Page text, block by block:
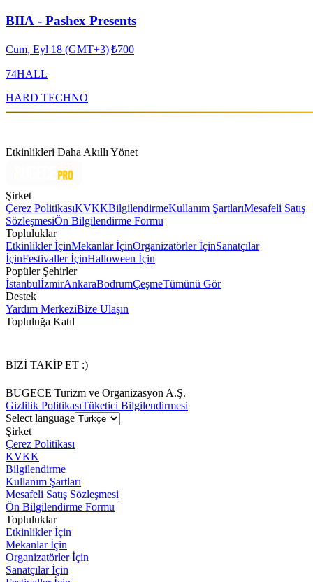
BIIA - Pashex Presents
Cum, Eyl 18 (GMT+3)|₺700
74HALL
HARD TECHNO
Etkinlikleri Daha Akıllı Yönet
Şirket
Çerez PolitikasıKVKKBilgilendirmeKullanım ŞartlarıMesafeli Satış
SözleşmesiÖn Bilgilendirme Formu
Topluluklar
Etkinlikler İçinMekanlar İçinOrganizatörler İçinSanatçılar
İçinFestivaller İçinHalloween İçin
Popüler Şehirler
İstanbulİzmirAnkaraBodrumÇeşmeTümünü Gör
Destek
Yardım MerkeziBize Ulaşın
Topluluğa Katıl
BİZİ TAKİP ET :)
BUGECE Turizm ve Organizasyon A.Ş.
Gizlilik PolitikasıTüketici Bilgilendirmesi
Select language
Şirket
Çerez Politikası
KVKK
Bilgilendirme
Kullanım Şartları
Mesafeli Satış Sözleşmesi
Ön Bilgilendirme Formu
Topluluklar
Etkinlikler İçin
Mekanlar İçin
Organizatörler İçin
Sanatçılar İçin